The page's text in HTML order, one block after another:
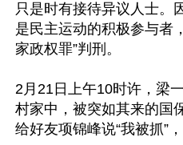
只是时有接待异议人士。
是民主运动的积极参与者
家政权罪”判刑。
2月21日上午10时许，梁
村家中，被突如其来的国
给好友项锦峰说“我被抓”